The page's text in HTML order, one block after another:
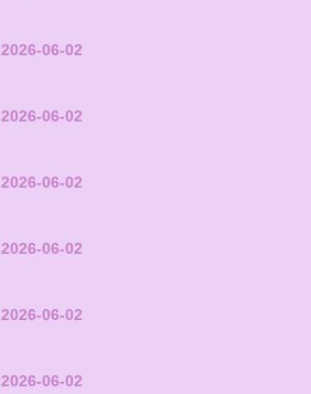
2026-06-02
2026-06-02
2026-06-02
2026-06-02
2026-06-02
2026-06-02